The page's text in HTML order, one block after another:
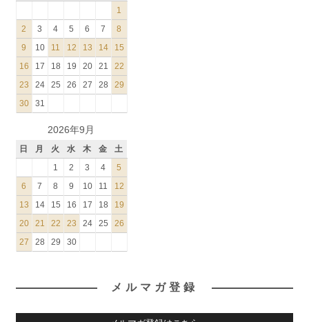
1
2
3 4 5 6 7
8
9
10 11 12 13 14
15
16
17 18 19 20 21
22
23
24 25 26 27 28
29
30
31
2026年9月
日 月 火 水 木 金
土
1
2 3 4
5
6
7 8 9 10 11
12
13
14 15 16 17 18
19
20
21 22 23 24 25
26
27
28 29 30
メルマガ登録